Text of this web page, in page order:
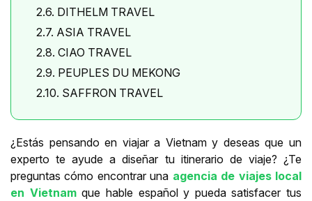
2.6. DITHELM TRAVEL
2.7. ASIA TRAVEL
2.8. CIAO TRAVEL
2.9. PEUPLES DU MEKONG
2.10. SAFFRON TRAVEL
¿Estás pensando en viajar a Vietnam y deseas que un
experto te ayude a diseñar tu itinerario de viaje? ¿Te
preguntas cómo encontrar una agencia de viajes local
en Vietnamque hable español y pueda satisfacer tus